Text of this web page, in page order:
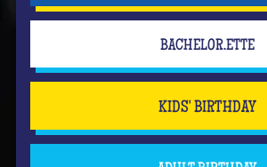
BACHELOR.ETTE
KIDS' BIRTHDAY